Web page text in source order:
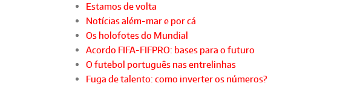
Estamos de volta
Notícias além-mar e por cá
Os holofotes do Mundial
Acordo FIFA-FIFPRO: bases para o futuro
O futebol português nas entrelinhas
Fuga de talento: como inverter os números?